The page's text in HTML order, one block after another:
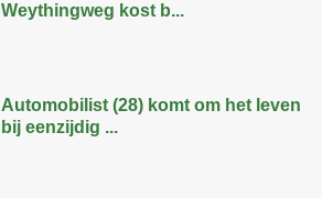
Weythingweg kost b...
Automobilist (28) komt om het leven
bij eenzijdig ...